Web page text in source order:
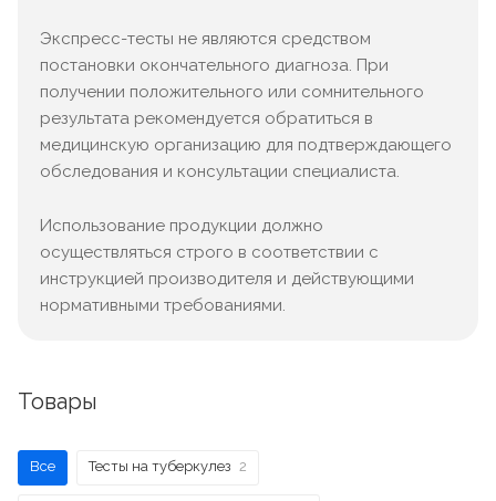
Экспресс-тесты не являются средством
постановки окончательного диагноза. При
получении положительного или сомнительного
результата рекомендуется обратиться в
медицинскую организацию для подтверждающего
обследования и консультации специалиста.
Использование продукции должно
осуществляться строго в соответствии с
инструкцией производителя и действующими
нормативными требованиями.
Товары
Все Тесты на туберкулез 2